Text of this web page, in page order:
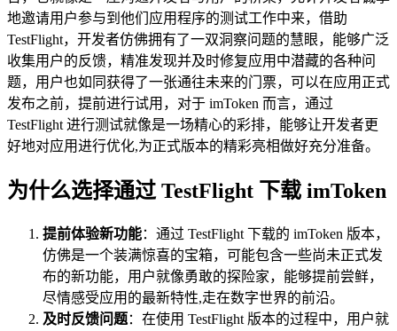
地邀请用户参与到他们应用程序的测试工作中来，借助
TestFlight，开发者仿佛拥有了一双洞察问题的慧眼，能够广泛
收集用户的反馈，精准发现并及时修复应用中潜藏的各种问
题，用户也如同获得了一张通往未来的门票，可以在应用正式
发布之前，提前进行试用，对于 imToken 而言，通过
TestFlight 进行测试就像是一场精心的彩排，能够让开发者更
好地对应用进行优化,为正式版本的精彩亮相做好充分准备。
为什么选择通过 TestFlight 下载 imToken
提前体验新功能：通过 TestFlight 下载的 imToken 版本，
仿佛是一个装满惊喜的宝箱，可能包含一些尚未正式发
布的新功能，用户就像勇敢的探险家，能够提前尝鲜，
尽情感受应用的最新特性,走在数字世界的前沿。
及时反馈问题：在使用 TestFlight 版本的过程中，用户就